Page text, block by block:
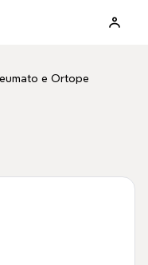
e Ortope